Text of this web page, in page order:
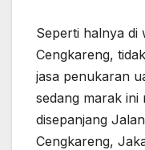
Seperti halnya di
Cengkareng,
jasa penukaran
sedang marak ini
disepanjang
Cengkareng,